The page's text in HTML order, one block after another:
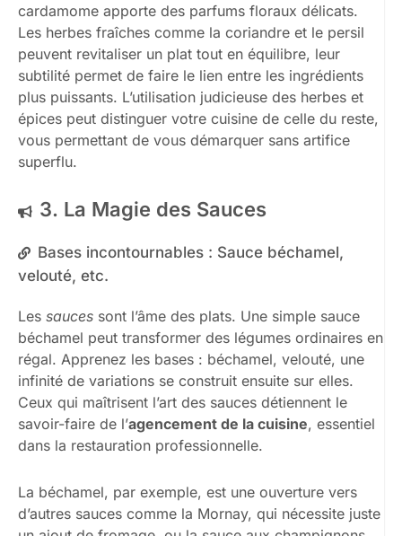
cardamome apporte des parfums floraux délicats.
Les herbes fraîches comme la coriandre et le persil
peuvent revitaliser un plat tout en équilibre, leur
subtilité permet de faire le lien entre les ingrédients
plus puissants. L’utilisation judicieuse des herbes et
épices peut distinguer votre cuisine de celle du reste,
vous permettant de vous démarquer sans artifice
superflu.
3. La Magie des Sauces
Bases incontournables : Sauce béchamel,
velouté, etc.
Les sauces sont l’âme des plats. Une simple sauce
béchamel peut transformer des légumes ordinaires en
régal. Apprenez les bases : béchamel, velouté, une
infinité de variations se construit ensuite sur elles.
Ceux qui maîtrisent l’art des sauces détiennent le
savoir-faire de l’agencement de la cuisine, essentiel
dans la restauration professionnelle.
La béchamel, par exemple, est une ouverture vers
d’autres sauces comme la Mornay, qui nécessite juste